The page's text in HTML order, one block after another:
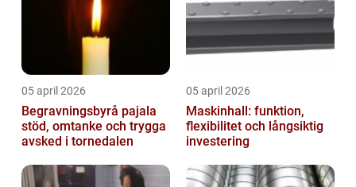
05 april 2026
Begravningsbyrå pajala
stöd, omtanke och trygga
avsked i tornedalen
05 april 2026
Maskinhall: funktion,
flexibilitet och långsiktig
investering